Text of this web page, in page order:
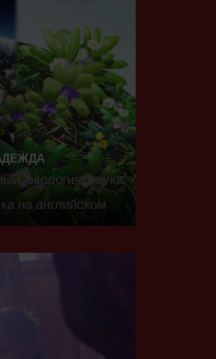
экология, наука,
на английском